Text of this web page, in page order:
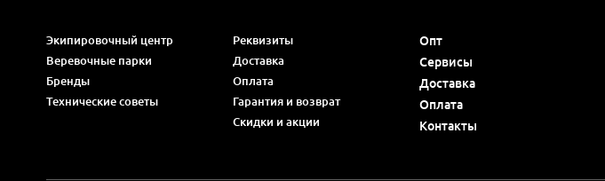
Экипировочный центр
Веревочные парки
Бренды
Технические советы
Реквизиты
Доставка
Оплата
Гарантия и возврат
Скидки и акции
Опт
Сервисы
Доставка
Оплата
Контакты